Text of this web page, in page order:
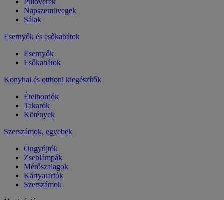
Pulóverek
Napszemüvegek
Sálak
Esernyők és esőkabátok
Esernyők
Esőkabátok
Konyhai és otthoni kiegészítők
Ételhordók
Takarók
Kötények
Szerszámok, egyebek
Öngyújtók
Zseblámpák
Mérőszalagok
Kártyatartók
Szerszámok